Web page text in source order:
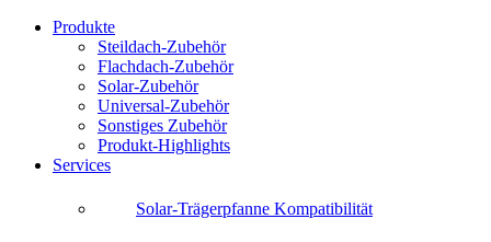
Produkte
Steildach-Zubehör
Flachdach-Zubehör
Solar-Zubehör
Universal-Zubehör
Sonstiges Zubehör
Produkt-Highlights
Services
Solar-Trägerpfanne Kompatibilität